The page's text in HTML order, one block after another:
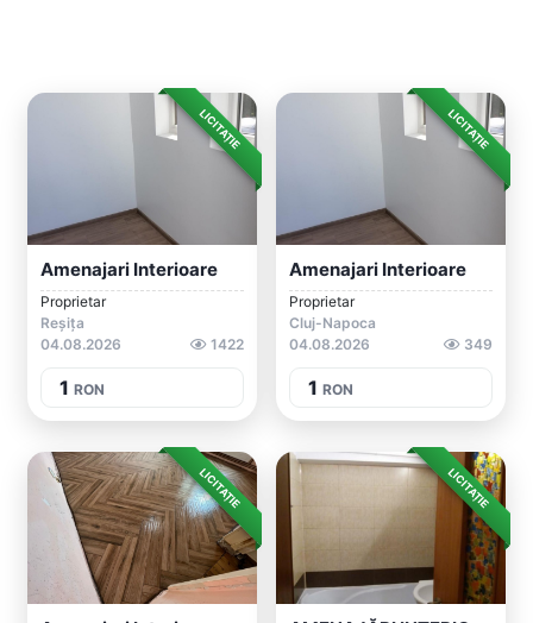
LICITAȚIE
Amenajari Interioare
Proprietar
Reșița
04.08.2026
1422
1 RON
LICITAȚIE
Amenajari Interioare
Proprietar
Cluj-Napoca
04.08.2026
349
1 RON
LICITAȚIE LICITAȚIE